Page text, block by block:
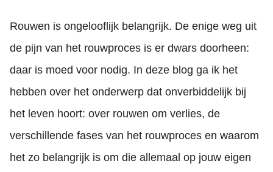
Rouwen is ongelooflijk belangrijk. De enige weg uit
de pijn van het rouwproces is er dwars doorheen:
daar is moed voor nodig. In deze blog ga ik het
hebben over het onderwerp dat onverbiddelijk bij
het leven hoort: over rouwen om verlies, de
verschillende fases van het rouwproces en waarom
het zo belangrijk is om die allemaal op jouw eigen